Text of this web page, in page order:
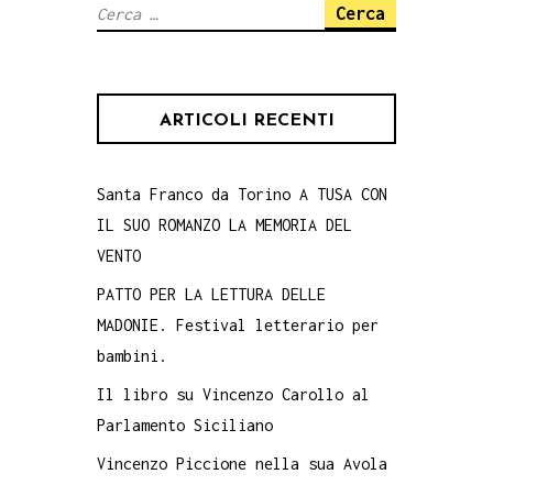
Ricerca
ARTICOLI RECENTI
Santa Franco da Torino A TUSA CON
IL SUO ROMANZO LA MEMORIA DEL
VENTO
PATTO PER LA LETTURA DELLE
MADONIE. Festival letterario per
bambini.
Il libro su Vincenzo Carollo al
Parlamento Siciliano
Vincenzo Piccione nella sua Avola